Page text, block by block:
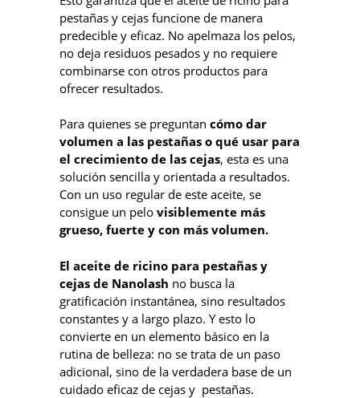
pestañas y cejas funcione de manera
predecible y eficaz. No apelmaza los pelos,
no deja residuos pesados y no requiere
combinarse con otros productos para
ofrecer resultados.
Para quienes se preguntan cómo dar
volumen a las pestañas o qué usar para
el crecimiento de las cejas, esta es una
solución sencilla y orientada a resultados.
Con un uso regular de este aceite, se
consigue un pelo visiblemente más
grueso, fuerte y con más volumen.
El aceite de ricino para pestañas y
cejas de Nanolash no busca la
gratificación instantánea, sino resultados
constantes y a largo plazo. Y esto lo
convierte en un elemento básico en la
rutina de belleza: no se trata de un paso
adicional, sino de la verdadera base de un
cuidado eficaz de cejas y pestañas.